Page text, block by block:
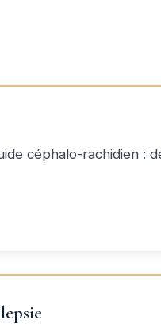
céphalo-rachidien :